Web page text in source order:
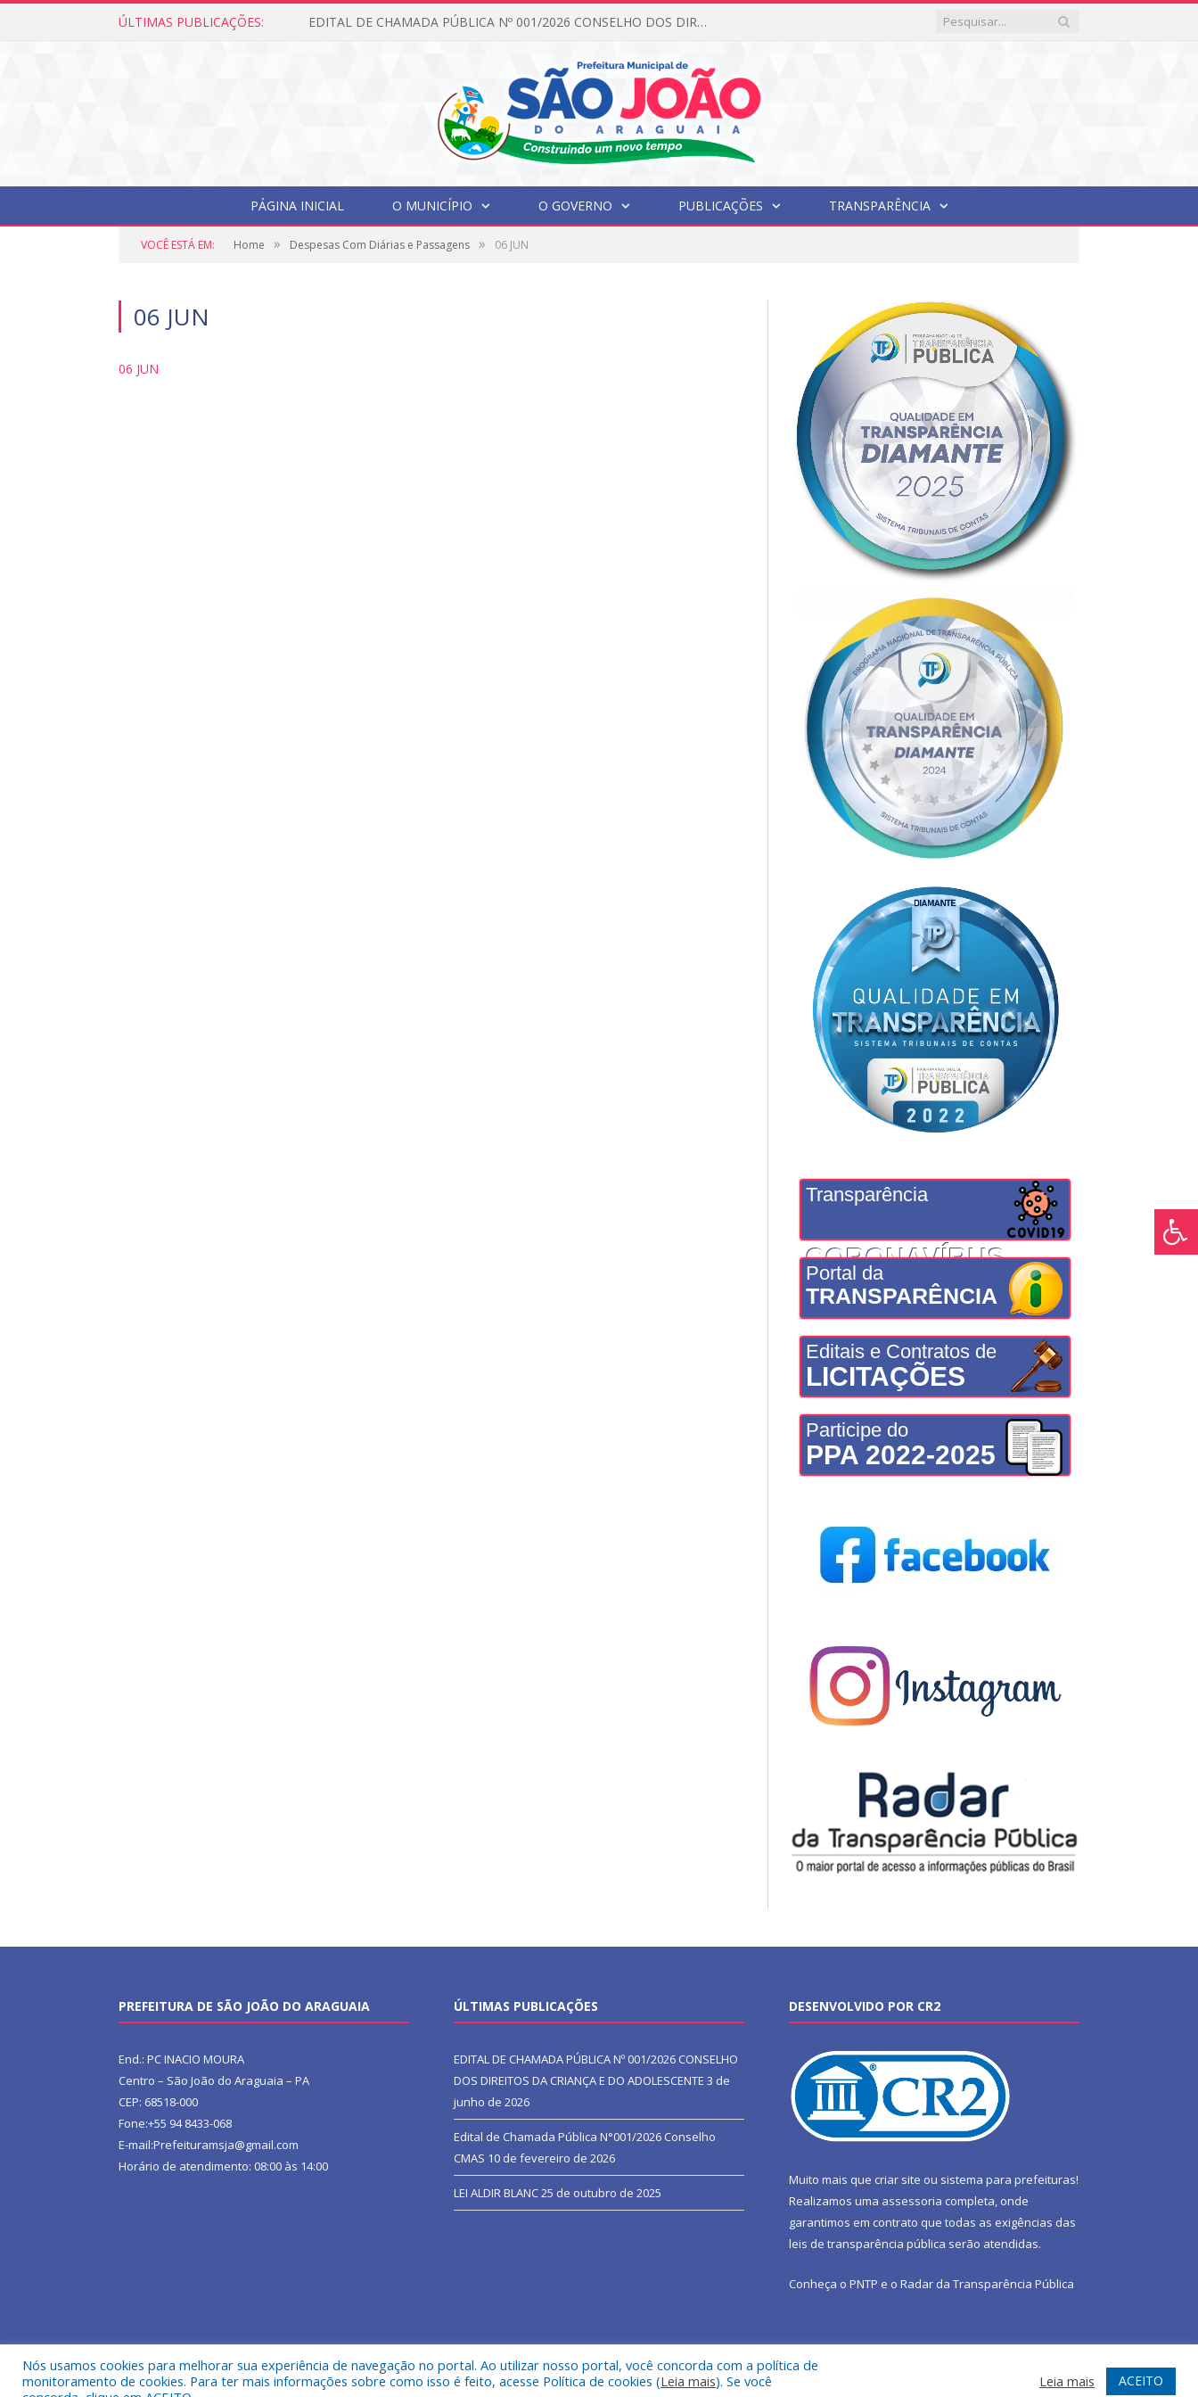
ÚLTIMAS PUBLICAÇÕES: EDITAL DE CHAMADA PÚBLICA Nº 001/2026 CONSELHO DOS DIREITOS DA CRIANÇA E DO ADOLESCENTE
PÁGINA INICIAL O MUNICÍPIO O GOVERNO PUBLICAÇÕES TRANSPARÊNCIA
VOCÊ ESTÁ EM: Home » Despesas Com Diárias e Passagens » 06 JUN
06 JUN
06 JUN
Transparência
CORONAVÍRUS
Portal da
TRANSPARÊNCIA
Editais e Contratos de
LICITAÇÕES
Participe do
PPA 2022-2025
PREFEITURA DE SÃO JOÃO DO ARAGUAIA
End.: PC INACIO MOURA
Centro – São João do Araguaia – PA
CEP: 68518-000
Fone:+55 94 8433-068
E-mail:Prefeituramsja@gmail.com
Horário de atendimento: 08:00 às 14:00
ÚLTIMAS PUBLICAÇÕES
EDITAL DE CHAMADA PÚBLICA Nº 001/2026 CONSELHO
DOS DIREITOS DA CRIANÇA E DO ADOLESCENTE 3 de
junho de 2026
Edital de Chamada Pública N°001/2026 Conselho
CMAS 10 de fevereiro de 2026
LEI ALDIR BLANC25 de outubro de 2025
DESENVOLVIDO POR CR2
Muito mais que criar site ou sistema para prefeituras!
Realizamos uma assessoria completa, onde
garantimos em contrato que todas as exigências das
leis de transparência pública serão atendidas.
Conheça o PNTP e o Radar da Transparência Pública
Todos os direitos reservados a Prefeitura Municipal de São João do Araguaia. Mapa do Site Acessar Webmail
Nós usamos cookies para melhorar sua experiência de navegação no portal. Ao utilizar nosso portal, você concorda com a política de
monitoramento de cookies. Para ter mais informações sobre como isso é feito, acesse Política de cookies (Leia mais). Se você
Leia mais ACEITO